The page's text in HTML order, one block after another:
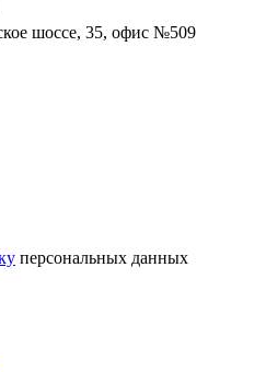
шоссе, 35, офис №509
персональных данных